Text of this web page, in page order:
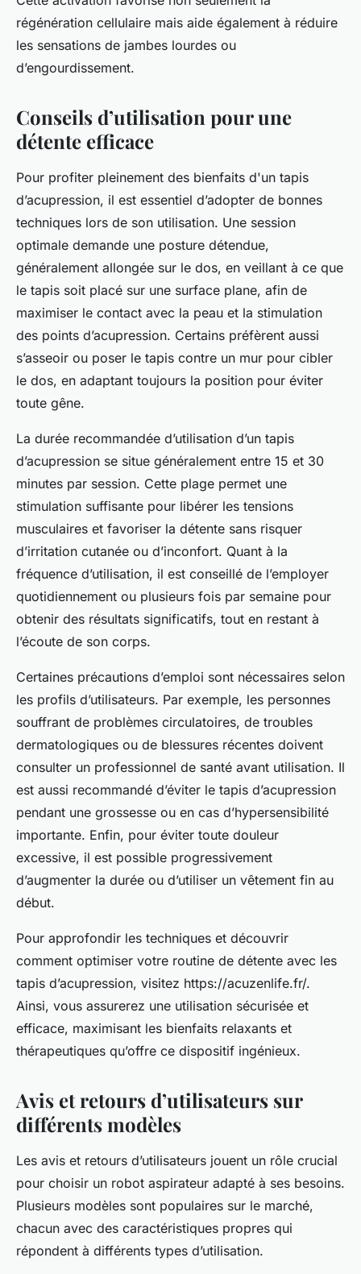
régénération cellulaire mais aide également à réduire
les sensations de jambes lourdes ou
d’engourdissement.
Conseils d’utilisation pour une
détente efficace
Pour profiter pleinement des bienfaits d'un tapis
d’acupression, il est essentiel d’adopter de bonnes
techniques lors de son utilisation. Une session
optimale demande une posture détendue,
généralement allongée sur le dos, en veillant à ce que
le tapis soit placé sur une surface plane, afin de
maximiser le contact avec la peau et la stimulation
des points d’acupression. Certains préfèrent aussi
s’asseoir ou poser le tapis contre un mur pour cibler
le dos, en adaptant toujours la position pour éviter
toute gêne.
La durée recommandée d’utilisation d’un tapis
d’acupression se situe généralement entre 15 et 30
minutes par session. Cette plage permet une
stimulation suffisante pour libérer les tensions
musculaires et favoriser la détente sans risquer
d’irritation cutanée ou d’inconfort. Quant à la
fréquence d’utilisation, il est conseillé de l’employer
quotidiennement ou plusieurs fois par semaine pour
obtenir des résultats significatifs, tout en restant à
l’écoute de son corps.
Certaines précautions d’emploi sont nécessaires selon
les profils d’utilisateurs. Par exemple, les personnes
souffrant de problèmes circulatoires, de troubles
dermatologiques ou de blessures récentes doivent
consulter un professionnel de santé avant utilisation. Il
est aussi recommandé d’éviter le tapis d’acupression
pendant une grossesse ou en cas d’hypersensibilité
importante. Enfin, pour éviter toute douleur
excessive, il est possible progressivement
d’augmenter la durée ou d’utiliser un vêtement fin au
début.
Pour approfondir les techniques et découvrir
comment optimiser votre routine de détente avec les
tapis d’acupression, visitez https://acuzenlife.fr/.
Ainsi, vous assurerez une utilisation sécurisée et
efficace, maximisant les bienfaits relaxants et
thérapeutiques qu’offre ce dispositif ingénieux.
Avis et retours d’utilisateurs sur
différents modèles
Les avis et retours d’utilisateurs jouent un rôle crucial
pour choisir un robot aspirateur adapté à ses besoins.
Plusieurs modèles sont populaires sur le marché,
chacun avec des caractéristiques propres qui
répondent à différents types d’utilisation.